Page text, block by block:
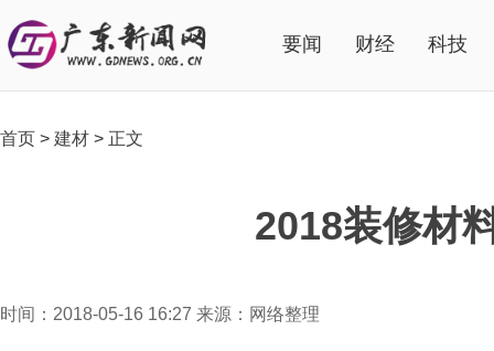
要闻 财经 科技
首页 > 建材 > 正文
2018装修材
时间：2018-05-16 16:27 来源：网络整理